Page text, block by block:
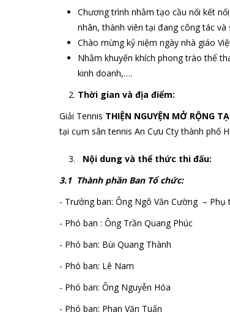
Chương trình nhằm tạo cầu nối kết
nhân, thành viên tại đang công tác và
Chào mừng kỷ niệm ngày nhà giáo
Nhằm khuyến khích phong trào thể
kinh doanh,….
Thời gian và địa điểm:
Giải Tennis THIỆN NGUYỆN MỞ RỘNG
tại cụm sân tennis An Cựu Cty thành phố
Nội dung và thể thức thi đấu:
3.1 Thành phần Ban Tổ chức:
- Trưởng ban: Ông Ngô Văn Cường – Phụ
- Phó ban : Ông Trần Quang
- Phó ban: Bùi Quang Thành –
- Phó ban: Lê Nam – Phụ
- Phó ban: Ông Nguyễn Hóa –
- Phó ban: Phan Văn Tuấn –